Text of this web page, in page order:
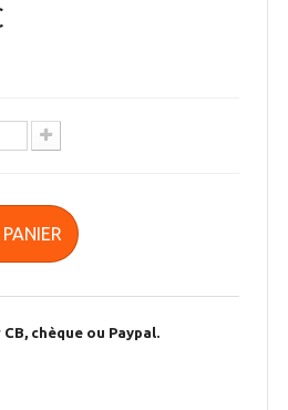
chèque ou Paypal.